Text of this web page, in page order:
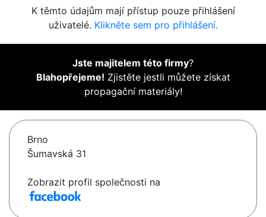
K těmto údajům mají přístup pouze přihlášení
uživatelé. Klikněte sem pro přihlášení.
Jste majitelem této firmy?
Blahopřejeme! Zjistěte jestli můžete získat
propagační materiály!
Brno
Šumavská 31
Zobrazit profil společnosti na